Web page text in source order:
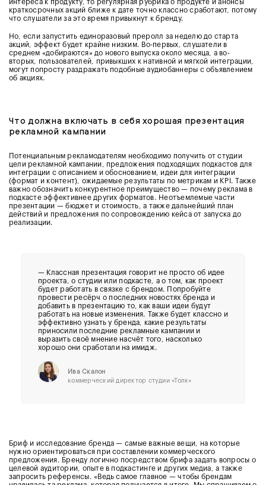
интереса к продукту, то регулярная рубрика о продукте и анонсы
краткосрочных акций ближе к дате точно классно сработают, потому
что слушатели за это время привыкнут к бренду.
Но, если запустить единоразовый преролл за неделю до старта
акций, эффект будет крайне низким. Во-первых, слушатели в
среднем «добираются» до нового выпуска около месяца, а во-
вторых, пользователей, привыкших к нативной и мягкой интеграции,
могут попросту раздражать подобные аудиобаннеры с объявлением
об акциях.
Что должна включать в себя хорошая презентация
рекламной кампании
Потенциальным рекламодателям необходимо получить от студии
цели рекламной кампании, предложения подходящих подкастов для
интеграции с описанием и обоснованием, идеи для интеграции
(формат и контент), ожидаемые результаты по метрикам и KPI. Также
важно обозначить конкурентное преимущество — почему реклама в
подкасте эффективнее других форматов. Неотъемлемые части
презентации — бюджет и стоимость, а также дальнейший план
действий и предложения по сопровождению кейса от запуска до
реализации.
— Классная презентация говорит не просто об идее
проекта, о студии или подкасте, а о том, как проект
будет работать в связке с брендом. Попробуйте
провести ресёрч о последних новостях бренда и
добавить в презентацию то, как ваши идеи будут
работать на новые изменения. Также будет классно и
эффективно узнать у бренда, какие результаты
приносили последние рекламные кампании и
выразить своё мнение насчёт того, насколько
хорошо они сработали на имидж.
Ива Скалон
коммерческий директор студии «Толк»
Бриф и исследование бренда — самые важные вещи, на которые
нужно ориентироваться при составлении коммерческого
предложения. Бренду логично посредством брифа задать вопросы о
целевой аудитории, опыте в подкастинге и других медиа, а также
запросить референсы. «Ведь самое главное — чтобы брендам